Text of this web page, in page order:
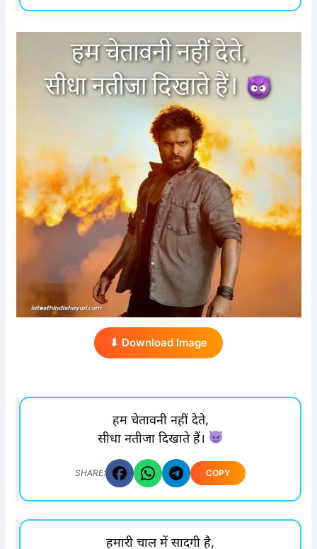
⬇ Download Image
हम चेतावनी नहीं देते,
सीधा नतीजा दिखाते हैं।
SHARE: COPY
हमारी चाल में सादगी है,